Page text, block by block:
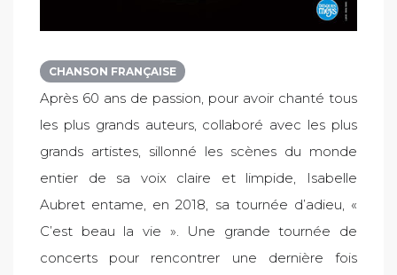
CHANSON FRANÇAISE
Après 60 ans de passion, pour avoir chanté tous
les plus grands auteurs, collaboré avec les plus
grands artistes, sillonné les scènes du monde
entier de sa voix claire et limpide, Isabelle
Aubret entame, en 2018, sa tournée d’adieu, «
C’est beau la vie ». Une grande tournée de
concerts pour rencontrer une dernière fois